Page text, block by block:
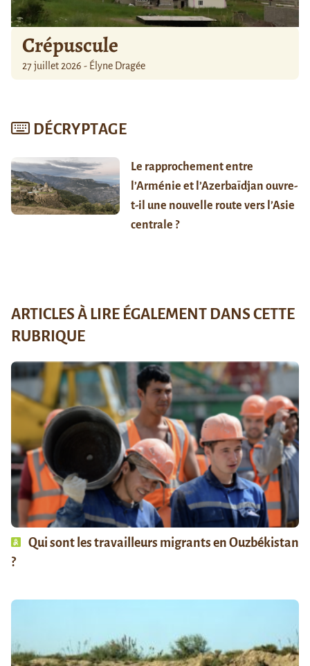
Crépuscule
27 juillet 2026 - Élyne Dragée
DÉCRYPTAGE
Le rapprochement entre
l’Arménie et l’Azerbaïdjan ouvre-
t-il une nouvelle route vers l’Asie
centrale ?
ARTICLES À LIRE ÉGALEMENT DANS CETTE
RUBRIQUE
Qui sont les travailleurs migrants en Ouzbékistan
?